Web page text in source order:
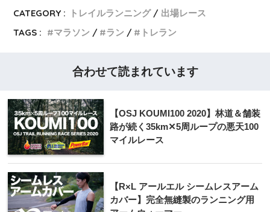
CATEGORY : トレイルランニング
出場レース
TAGS :
マラソン ラン トレラン
合わせて読まれています
【OSJ KOUMI100 2020】林道＆舗装
路が続く35km✕5周ループの悪天100
マイルレース
【R×L アールエル シームレスアーム
カバー】完全無縫製のランニング用